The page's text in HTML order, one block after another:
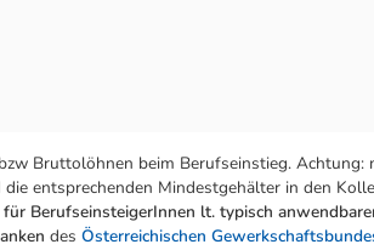
Bruttolöhnen beim Berufseinstieg.
entsprechenden Mindestgehälter in den
BerufseinsteigerInnen lt. typisch
des Österreichischen